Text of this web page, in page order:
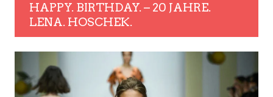
HAPPY. BIRTHDAY. – 20 JAHRE.
LENA. HOSCHEK.